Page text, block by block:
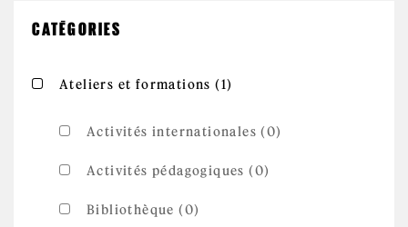
CATÉGORIES
Apply Ateliers et formations filter
Ateliers et formations (1)
Activités internationales (0)
Activités pédagogiques (0)
Bibliothèque (0)